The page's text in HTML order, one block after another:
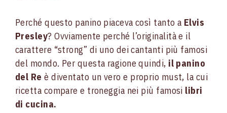
Perché questo panino piaceva così tanto a Elvis
Presley? Ovviamente perché l’originalità e il
carattere “strong” di uno dei cantanti più famosi
del mondo. Per questa ragione quindi, il panino
del Re è diventato un vero e proprio must, la cui
ricetta compare e troneggia nei più famosi libri
di cucina.